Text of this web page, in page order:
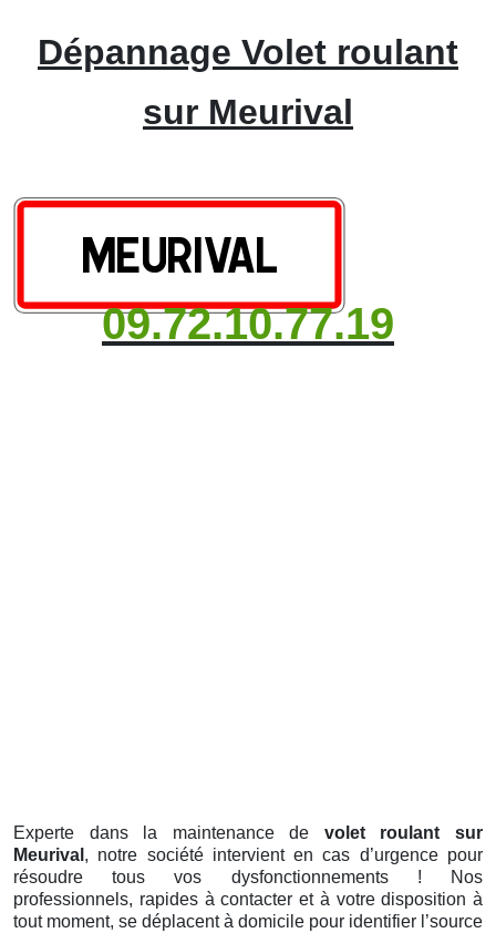
Dépannage Volet roulant
sur Meurival
09.72.10.77.19
Experte dans la maintenance de volet roulant sur
Meurival , notre société intervient en cas d’urgence pour
résoudre tous vos dysfonctionnements ! Nos
professionnels, rapides à contacter et à votre disposition à
tout moment, se déplacent à domicile pour identifier l’source